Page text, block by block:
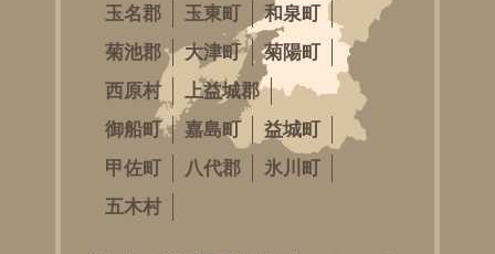
玉名郡
玉東町
和泉町
菊池郡
大津町
菊陽町
西原村
上益城郡
御船町
嘉島町
益城町
甲佐町
八代郡
氷川町
五木村